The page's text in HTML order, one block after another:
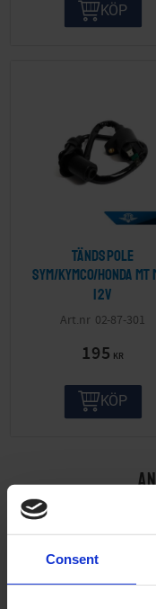
Consent
KÖP
Tändspole
SYM/Kymco/Honda
12V
02-87-301
195 KR
KÖP